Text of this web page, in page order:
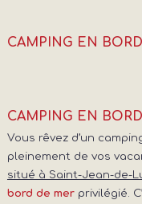
CAMPING EN
CAMPING EN
Vous rêvez d’un
pleinement de vos
situé à Saint-Jean-de-
bord de merprivilégié.